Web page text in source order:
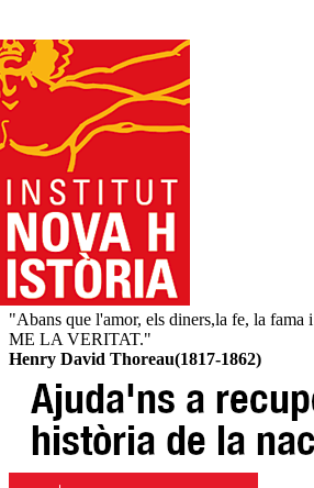
"Abans que l'amor, els diners,la fe, la
ME LA VERITAT."
Henry David Thoreau(1817-1862)